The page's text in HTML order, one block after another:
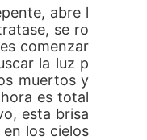
abre l
se ro
comenzar
la luz p
muertos y
es total
esta brisa
los cielos